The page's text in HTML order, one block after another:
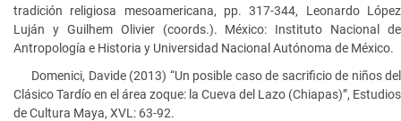
tradición religiosa mesoamericana, pp. 317-344, Leonardo López
Luján y Guilhem Olivier (coords.). México: Instituto Nacional de
Antropología e Historia y Universidad Nacional Autónoma de México.
Domenici, Davide (2013) “Un posible caso de sacrificio de niños del
Clásico Tardío en el área zoque: la Cueva del Lazo (Chiapas)”, Estudios
de Cultura Maya, XVL: 63-92.